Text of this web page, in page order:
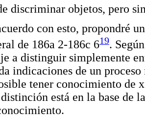
discriminar objetos, pero
con esto, propondré
de 186a 2-186c 619.
a distinguir simplemente
indicaciones de un
tener conocimiento de
distinción está en la base de